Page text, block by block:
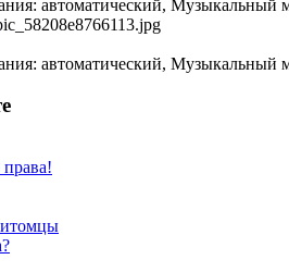
автоматический, Музыкальный
автоматический, Музыкальный
права!